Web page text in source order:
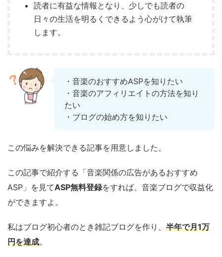
読者に有益な情報となり、少しでも読者の
日々の生活を明るくできるよう心がけて執筆
します。
・音楽のおすすめASPを知りたい
・音楽のアフィリエイトの方法を知り
たい
・ブログの始め方を知りたい
この悩みを解決できる記事を用意しました。
この記事で紹介する「音楽関係の広告があるおすすめ
ASP」を見てASP無料登録をすれば、音楽ブログで収益化
ができますよ。
私はブログ初心者のとき雑記ブログを作り、 半年で月1万
円を達成。